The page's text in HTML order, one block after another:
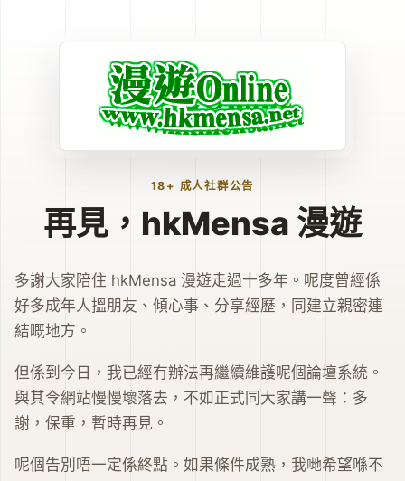
18+ 成人社群公告
再見，hkMensa 漫遊
多謝大家陪住 hkMensa 漫遊走過十多年。呢度曾經係
好多成年人搵朋友、傾心事、分享經歷，同建立親密連
結嘅地方。
但係到今日，我已經冇辦法再繼續維護呢個論壇系統。
與其令網站慢慢壞落去，不如正式同大家講一聲：多
謝，保重，暫時再見。
呢個告別唔一定係終點。如果條件成熟，我哋希望喺不